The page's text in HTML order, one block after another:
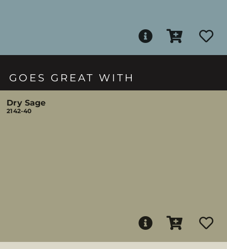
GOES GREAT WITH
Dry Sage
2142-40